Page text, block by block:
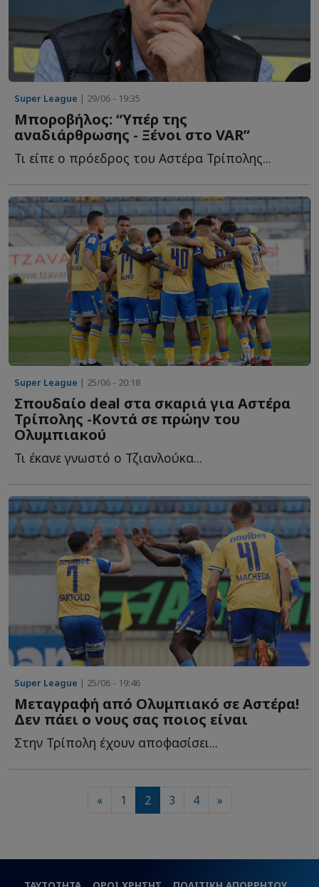
Super League | 29/06 - 19:35
Μποροβήλος: “Υπέρ της
αναδιάρθρωσης - Ξένοι στο VAR”
Τι είπε ο πρόεδρος του Αστέρα Τρίπολης...
Super League | 25/06 - 20:18
Σπουδαίο deal στα σκαριά για Αστέρα
Τρίπολης -Κοντά σε πρώην του
Ολυμπιακού
Τι έκανε γνωστό ο Τζιανλούκα...
Super League | 25/06 - 19:46
Μεταγραφή από Ολυμπιακό σε Αστέρα!
Δεν πάει ο νους σας ποιος είναι
Στην Τρίπολη έχουν αποφασίσει...
« 1 2 3 4 »